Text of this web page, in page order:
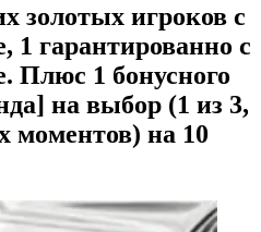
золотых игроков с
гарантированно с
1 бонусного
на выбор (1 из 3,
моментов) на 10